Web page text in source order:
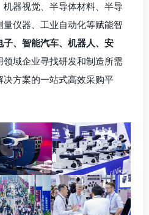
器视觉、半导体材料、半导
仪器、工业自动化等赋能智
子、智能汽车、机器人、安
领域企业寻找研发和制造所需
方案的一站式高效采购平